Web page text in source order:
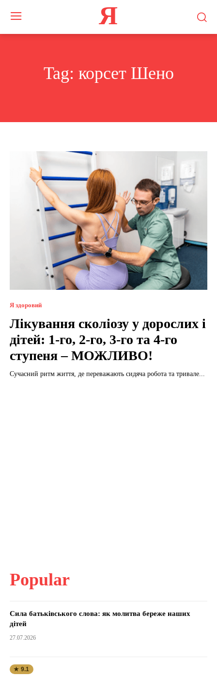
Я
Tag: корсет Шено
Я здоровий
Лікування сколіозу у дорослих і
дітей: 1-го, 2-го, 3-го та 4-го
ступеня – МОЖЛИВО!
Сучасний ритм життя, де переважають сидяча робота та тривале...
Popular
Сила батьківського слова: як молитва береже наших
дітей
27.07.2026
★ 9.1